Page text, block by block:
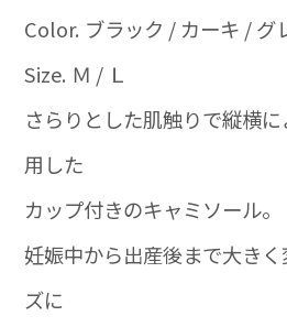
Color. ブラック / カーキ / グ
Size. Ｍ / Ｌ
さらりとした肌触りで縦横
用した
カップ付きのキャミソール。
妊娠中から出産後まで大き
ズに